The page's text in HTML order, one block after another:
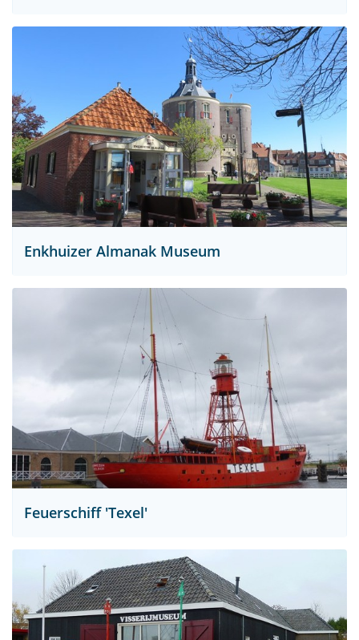
Enkhuizer Almanak Museum
Feuerschiff 'Texel'